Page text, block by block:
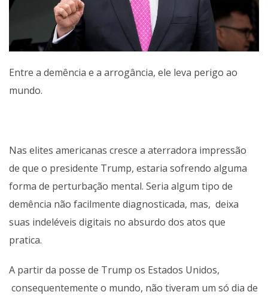
Entre a demência e a arrogância, ele leva perigo ao
mundo.
Nas elites americanas cresce a aterradora impressão
de que o presidente Trump, estaria sofrendo alguma
forma de perturbação mental. Seria algum tipo de
demência não facilmente diagnosticada, mas, deixa
suas indeléveis digitais no absurdo dos atos que
pratica.
A partir da posse de Trump os Estados Unidos,
consequentemente o mundo, não tiveram um só dia de